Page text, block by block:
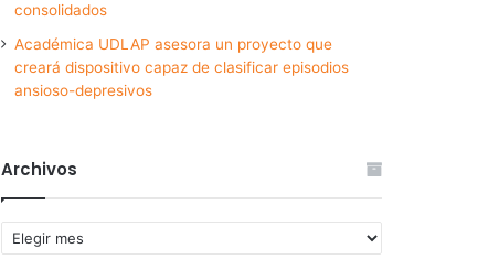
consolidados
Académica UDLAP asesora un proyecto que
creará dispositivo capaz de clasificar episodios
ansioso-depresivos
Archivos
Archivos